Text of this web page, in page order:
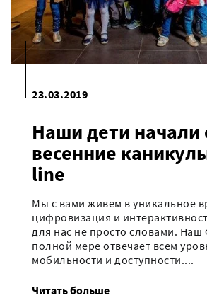
23.03.2019
Наши дети начали
весенние
line
Мы с вами живем в уникальное
цифровизация и
для нас не просто словами. Наш
полной мере отвечает всем
мобильности и доступности....
Читать больше